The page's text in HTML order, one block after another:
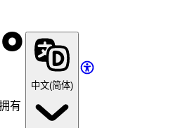
有
中文(简体)